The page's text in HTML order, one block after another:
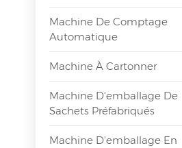
Machine De Comptage
Automatique
Machine À Cartonner
Machine D'emballage De
Sachets Préfabriqués
Machine D'emballage En